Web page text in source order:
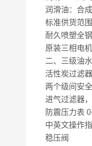
润滑油：合
标准供货范围
耐久喷塑全
原装三相电
二、三级油
活性炭过滤
两个级间安
进气过滤器
防震压力表
中英文操作
稳压阀